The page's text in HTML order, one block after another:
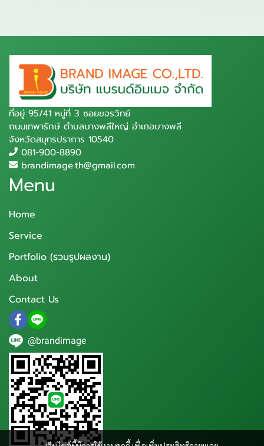
ที่อยู่ 95/41 หมู่ที่ 3 ซอยขจรวิทย์
ถนนเทพารักษ์ ตำบลบางพลีใหญ่ อำเภอบางพลี
จังหวัดสมุทรปราการ 10540
081-900-8890
brandimage.th@gmail.com
Menu
Home
Service
Portfolio (รวมรูปผลงาน)
About
Contact Us
@brandimage